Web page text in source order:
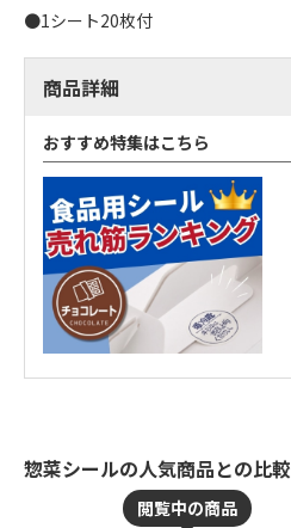
●1シート20枚付
商品詳細
おすすめ特集はこちら
惣菜シールの人気商品との比較